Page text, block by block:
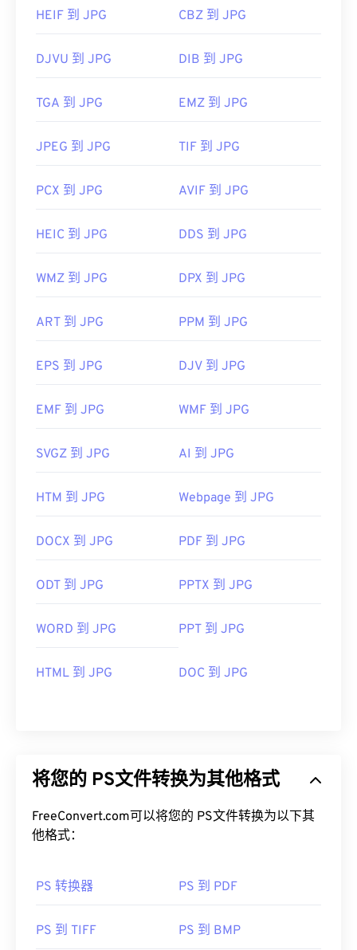
HEIF 到 JPG CBZ 到 JPG
DJVU 到 JPG DIB 到 JPG
TGA 到 JPG EMZ 到 JPG
JPEG 到 JPG TIF 到 JPG
PCX 到 JPG AVIF 到 JPG
HEIC 到 JPG DDS 到 JPG
WMZ 到 JPG DPX 到 JPG
ART 到 JPG PPM 到 JPG
EPS 到 JPG DJV 到 JPG
EMF 到 JPG WMF 到 JPG
SVGZ 到 JPG AI 到 JPG
HTM 到 JPG Webpage 到 JPG
DOCX 到 JPG PDF 到 JPG
ODT 到 JPG PPTX 到 JPG
WORD 到 JPG PPT 到 JPG
HTML 到 JPG DOC 到 JPG
将您的 PS文件转换为其他格式
FreeConvert.com可以将您的 PS文件转换为以下其
他格式：
PS 转换器 PS 到 PDF
PS 到 TIFF PS 到 BMP